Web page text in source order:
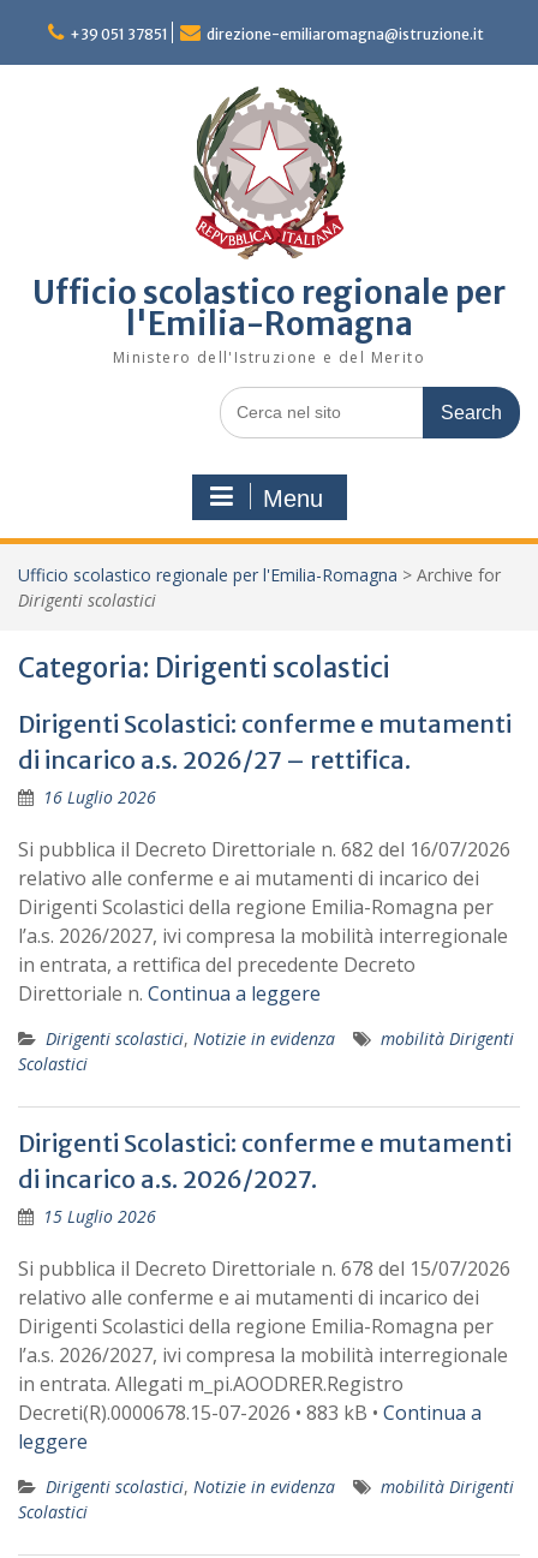
content
+39 051 37851 direzione-emiliaromagna@istruzione.it
Ufficio scolastico regionale per
l'Emilia-Romagna
Ministero dell'Istruzione e del Merito
Search
for:
Menu
Ufficio scolastico regionale per l'Emilia-Romagna > Archive for
Dirigenti scolastici
Categoria: Dirigenti scolastici
Dirigenti Scolastici: conferme e mutamenti
di incarico a.s. 2026/27 – rettifica.
16 Luglio 2026
Si pubblica il Decreto Direttoriale n. 682 del 16/07/2026
relativo alle conferme e ai mutamenti di incarico dei
Dirigenti Scolastici della regione Emilia-Romagna per
l’a.s. 2026/2027, ivi compresa la mobilità interregionale
in entrata, a rettifica del precedente Decreto
Direttoriale n. Continua a leggere
Dirigenti scolastici, Notizie in evidenza
mobilità Dirigenti
Scolastici
Dirigenti Scolastici: conferme e mutamenti
di incarico a.s. 2026/2027.
15 Luglio 2026
Si pubblica il Decreto Direttoriale n. 678 del 15/07/2026
relativo alle conferme e ai mutamenti di incarico dei
Dirigenti Scolastici della regione Emilia-Romagna per
l’a.s. 2026/2027, ivi compresa la mobilità interregionale
in entrata. Allegati m_pi.AOODRER.Registro
Decreti(R).0000678.15-07-2026 • 883 kB • Continua a
leggere
Dirigenti scolastici, Notizie in evidenza
mobilità Dirigenti
Scolastici